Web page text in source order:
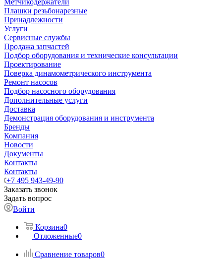
Метчикодержатели
Плашки резьбонарезные
Принадлежности
Услуги
Сервисные службы
Продажа запчастей
Подбор оборудования и технические консультации
Проектирование
Поверка динамометрического инструмента
Ремонт насосов
Подбор насосного оборудования
Дополнительные услуги
Доставка
Демонстрация оборудования и инструмента
Бренды
Компания
Новости
Документы
Контакты
Контакты
+7 495 943-49-90
Заказать звонок
Задать вопрос
Войти
Корзина0
Отложенные0
Сравнение товаров0